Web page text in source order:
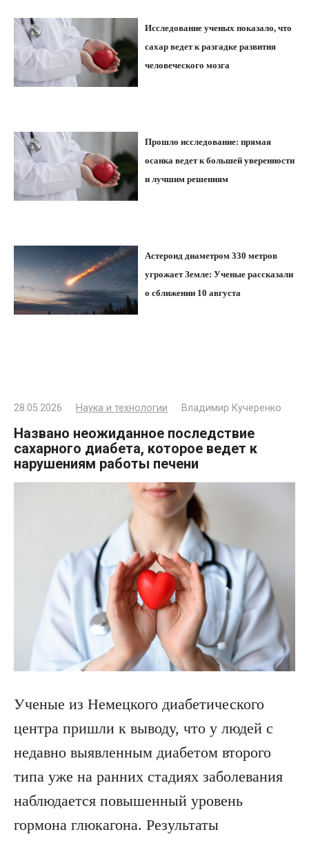
Исследование ученых показало, что
сахар ведет к разгадке развития
человеческого мозга
Прошло исследование: прямая
осанка ведет к большей уверенности
и лучшим решениям
Астероид диаметром 330 метров
угрожает Земле: Ученые рассказали
о сближении 10 августа
28.05.2026 Наука и технологии Владимир Кучеренко
Названо неожиданное последствие
сахарного диабета, которое ведет к
нарушениям работы печени
Ученые из Немецкого диабетического
центра пришли к выводу, что у людей с
недавно выявленным диабетом второго
типа уже на ранних стадиях заболевания
наблюдается повышенный уровень
гормона глюкагона. Результаты